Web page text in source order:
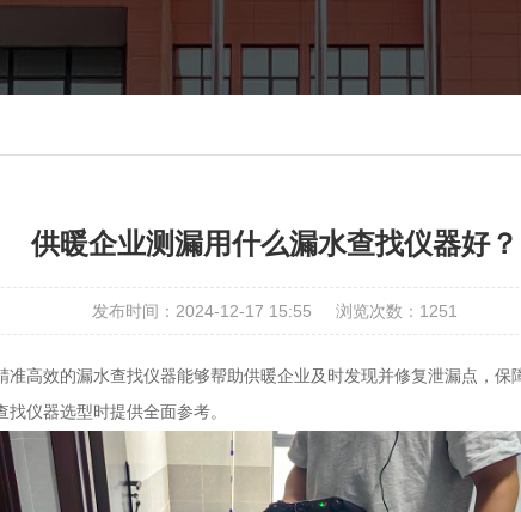
供暖企业测漏用什么漏水查找仪器好？
发布时间：2024-12-17 15:55 浏览次数： 1251
准高效的漏水查找仪器能够帮助供暖企业及时发现并修复泄漏点，
找仪器选型时提供全面参考。